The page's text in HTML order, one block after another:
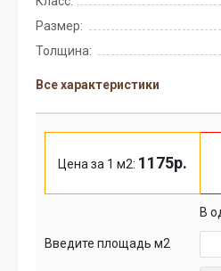
Размер:
Толщина:
Все характеристики
Цена за 1 м2: 1175р.
В
Введите площадь м2